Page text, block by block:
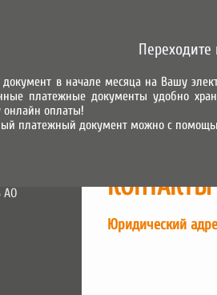
АО
КОНТАКТЫ
Юридический
в начале месяца на Вашу
платежные документы удобно
онлайн оплаты!
платежный документ можно с